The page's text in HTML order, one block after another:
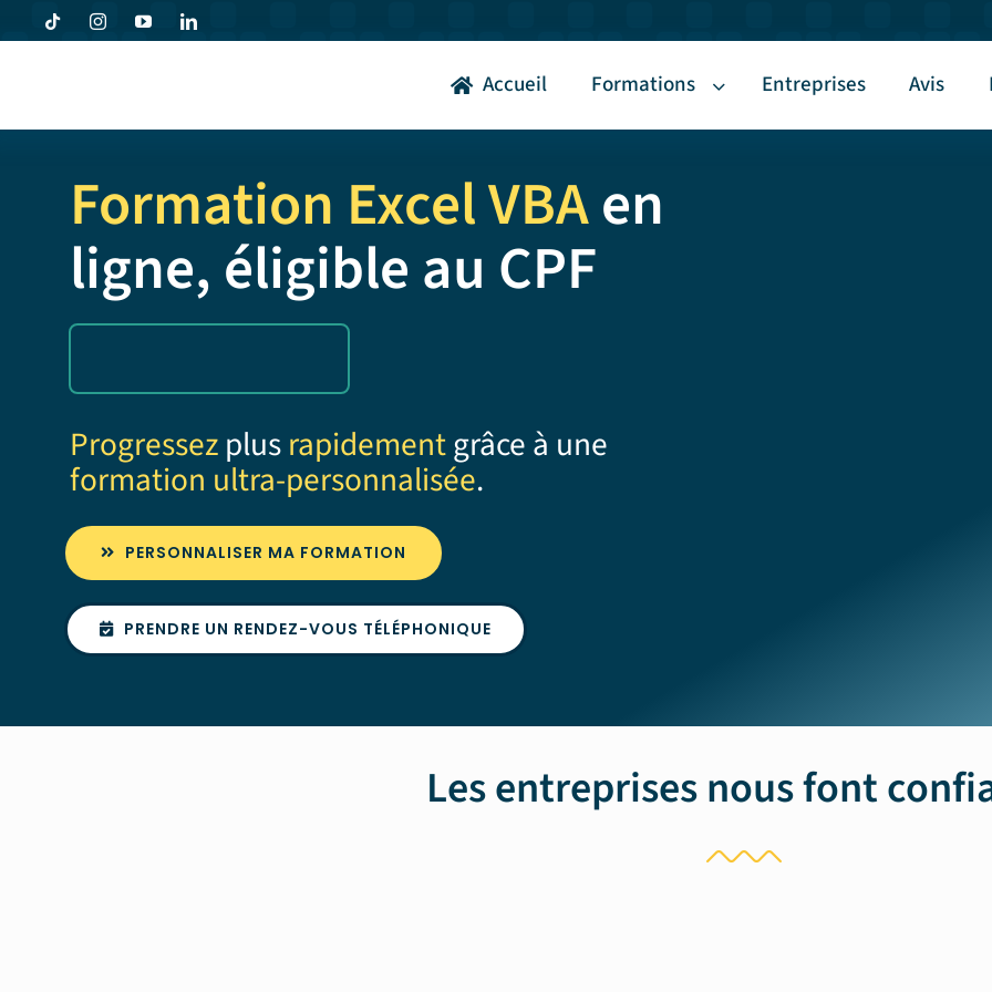
Passer
au
Accueil Formations Entreprises Avis
Formation Excel VBAen
ligne, éligible au CPF
Progressezplusrapidementgrâce à une
formation ultra-personnalisée.
PERSONNALISER MA FORMATION
PRENDRE UN RENDEZ-VOUS TÉLÉPHONIQUE
Les entreprises nous font